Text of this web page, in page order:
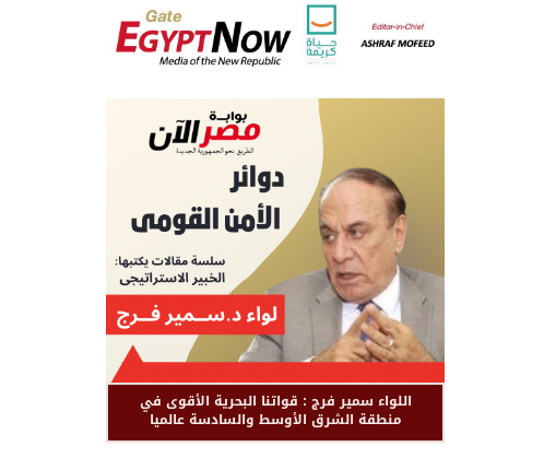
اللواء سمير فرج : قواتنا البحرية الأقوى في
منطقة الشرق الأوسط والسادسة عالميا